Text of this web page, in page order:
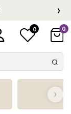
›
0 0
›